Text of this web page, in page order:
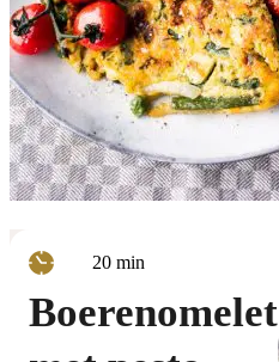
20minuten
min
Boerenomelet